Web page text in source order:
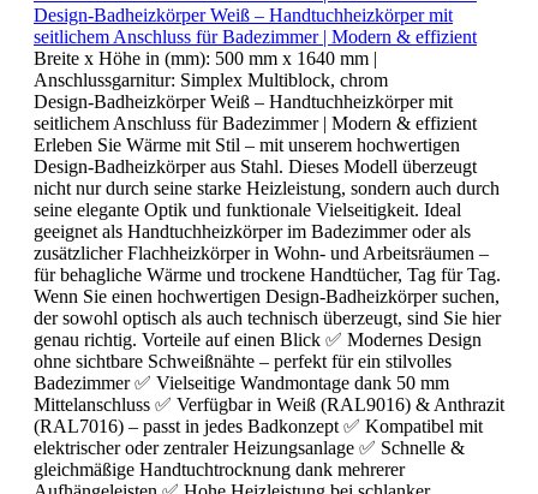
Design-Badheizkörper Weiß – Handtuchheizkörper mit
seitlichem Anschluss für Badezimmer | Modern & effizient
Breite x Höhe in (mm): 500 mm x 1640 mm |
Anschlussgarnitur: Simplex Multiblock, chrom
Design-Badheizkörper Weiß – Handtuchheizkörper mit
seitlichem Anschluss für Badezimmer | Modern & effizient
Erleben Sie Wärme mit Stil – mit unserem hochwertigen
Design-Badheizkörper aus Stahl. Dieses Modell überzeugt
nicht nur durch seine starke Heizleistung, sondern auch durch
seine elegante Optik und funktionale Vielseitigkeit. Ideal
geeignet als Handtuchheizkörper im Badezimmer oder als
zusätzlicher Flachheizkörper in Wohn- und Arbeitsräumen –
für behagliche Wärme und trockene Handtücher, Tag für Tag.
Wenn Sie einen hochwertigen Design-Badheizkörper suchen,
der sowohl optisch als auch technisch überzeugt, sind Sie hier
genau richtig. Vorteile auf einen Blick ✅ Modernes Design
ohne sichtbare Schweißnähte – perfekt für ein stilvolles
Badezimmer ✅ Vielseitige Wandmontage dank 50 mm
Mittelanschluss ✅ Verfügbar in Weiß (RAL9016) & Anthrazit
(RAL7016) – passt in jedes Badkonzept ✅ Kompatibel mit
elektrischer oder zentraler Heizungsanlage ✅ Schnelle &
gleichmäßige Handtuchtrocknung dank mehrerer